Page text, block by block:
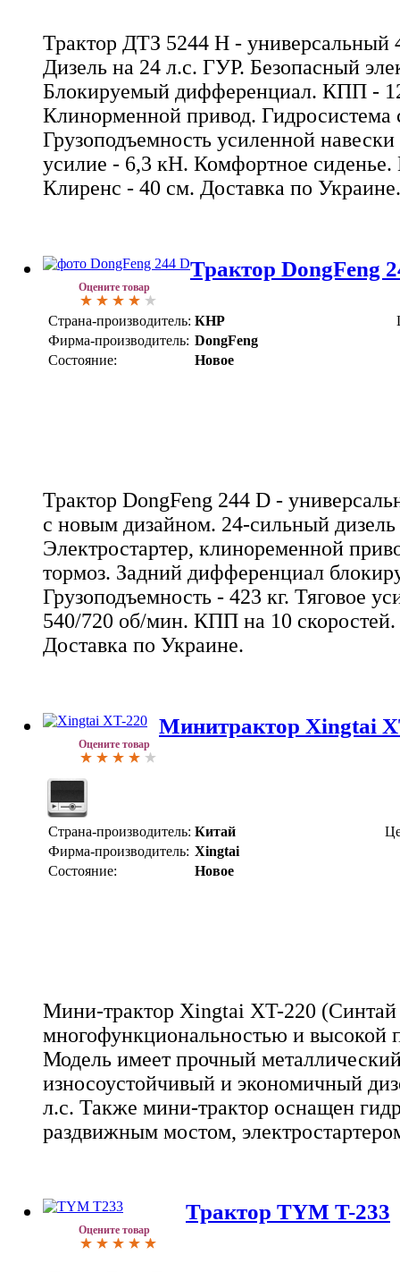
Трактор ДТЗ 5244 Н - универсальный
Дизель на 24 л.с. ГУР. Безопасный
Блокируемый дифференциал. КПП -
Клинорменной привод. Гидросистема
Грузоподъемность усиленной навески
усилие - 6,3 кН. Комфортное
Клиренс - 40 см. Доставка по Украине.
Оцените товар
Трактор DongFeng
Страна-производитель: КНР
Фирма-производитель: DongFeng
Состояние:
Новое
Трактор DongFeng 244 D -
с новым дизайном. 24-сильный
Электростартер, клиноременной
тормоз. Задний дифференциал
Грузоподъемность - 423 кг. Тяговое
540/720 об/мин. КПП на 10
Доставка по Украине.
Оцените товар
Минитрактор Xingtai
Страна-производитель: Китай
Фирма-производитель: Xingtai
Состояние:
Новое
Мини-трактор Xingtai XT-220 (Синтай
многофункциональностью и высокой
Модель имеет прочный
износоустойчивый и экономичный
л.с. Также мини-трактор оснащен
раздвижным мостом,
Оцените товар
Трактор TYM T-233